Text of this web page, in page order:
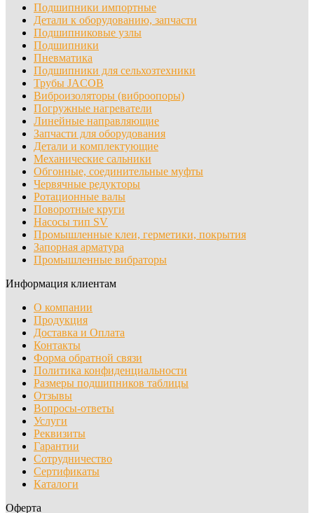
Подшипники импортные
Детали к оборудованию, запчасти
Подшипниковые узлы
Подшипники
Пневматика
Подшипники для сельхозтехники
Трубы JACOB
Виброизоляторы (виброопоры)
Погружные нагреватели
Линейные направляющие
Запчасти для оборудования
Детали и комплектующие
Механические сальники
Обгонные, соединительные муфты
Червячные редукторы
Ротационные валы
Поворотные круги
Насосы тип SV
Промышленные клеи, герметики, покрытия
Запорная арматура
Промышленные вибраторы
Информация клиентам
О компании
Продукция
Доставка и Оплата
Контакты
Форма обратной связи
Политика конфиденциальности
Размеры подшипников таблицы
Отзывы
Вопросы-ответы
Услуги
Реквизиты
Гарантии
Сотрудничество
Сертификаты
Каталоги
Оферта